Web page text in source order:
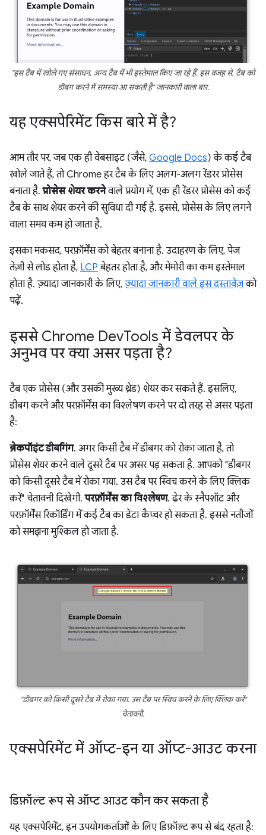
"इस टैब में खोले गए संसाधन, अन्य टैब में भी इस्तेमाल किए जा रहे हैं. इस वजह से, टैब को
डीबग करने में समस्या आ सकती है" जानकारी वाला बार.
यह एक्सपेरिमेंट किस बारे में है?
आम तौर पर, जब एक ही वेबसाइट (जैसे, Google Docs) के कई टैब
खोले जाते हैं, तो Chrome हर टैब के लिए अलग-अलग रेंडरर प्रोसेस
बनाता है.प्रोसेस शेयर करनेवाले प्रयोग में, एक ही रेंडरर प्रोसेस को कई
टैब के साथ शेयर करने की सुविधा दी गई है. इससे, प्रोसेस के लिए लगने
वाला समय कम हो जाता है.
इसका मकसद, परफ़ॉर्मेंस को बेहतर बनाना है. उदाहरण के लिए, पेज
तेज़ी से लोड होता है, LCP बेहतर होता है, और मेमोरी का कम इस्तेमाल
होता है. ज़्यादा जानकारी के लिए, ज़्यादा जानकारी वाले इस दस्तावेज़को
पढ़ें.
इससे Chrome DevTools में डेवलपर के
अनुभव पर क्या असर पड़ता है?
टैब एक प्रोसेस (और उसकी मुख्य थ्रेड) शेयर कर सकते हैं. इसलिए,
डीबग करने और परफ़ॉर्मेंस का विश्लेषण करने पर दो तरह से असर पड़ता
है:
ब्रेकपॉइंट डीबगिंग. अगर किसी टैब में डीबगर को रोका जाता है, तो
प्रोसेस शेयर करने वाले दूसरे टैब पर असर पड़ सकता है. आपको "डीबगर
को किसी दूसरे टैब में रोका गया. उस टैब पर स्विच करने के लिए क्लिक
करें" चेतावनी दिखेगी.परफ़ॉर्मेंस का विश्लेषण. ढेर के स्नैपशॉट और
परफ़ॉर्मेंस रिकॉर्डिंग में कई टैब का डेटा कैप्चर हो सकता है. इससे नतीजों
को समझना मुश्किल हो जाता है.
"डीबगर को किसी दूसरे टैब में रोका गया. उस टैब पर स्विच करने के लिए क्लिक करें"
चेतावनी.
एक्सपेरिमेंट में ऑप्ट-इन या ऑप्ट-आउट करना
डिफ़ॉल्ट रूप से ऑप्ट आउट कौन कर सकता है
यह एक्सपेरिमेंट, इन उपयोगकर्ताओं के लिए डिफ़ॉल्ट रूप से बंद रहता है: